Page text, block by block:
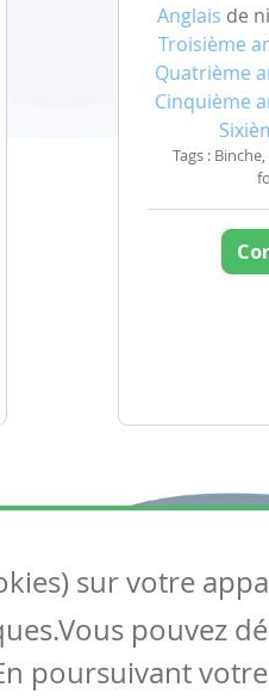
Anglais de
Troisième
Quatrième
Cinquième
Tags :
Suivez-nous
Contactez-nous
Soutien scolaire
sur votre
pouvez
poursuivant